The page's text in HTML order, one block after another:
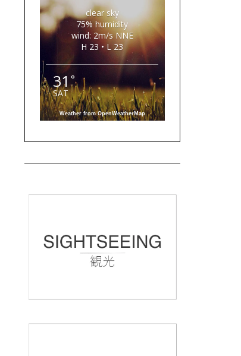
clear sky
75% humidity
wind: 2m/s NNE
H 23 • L 23
31°
SAT
Weather from OpenWeatherMap